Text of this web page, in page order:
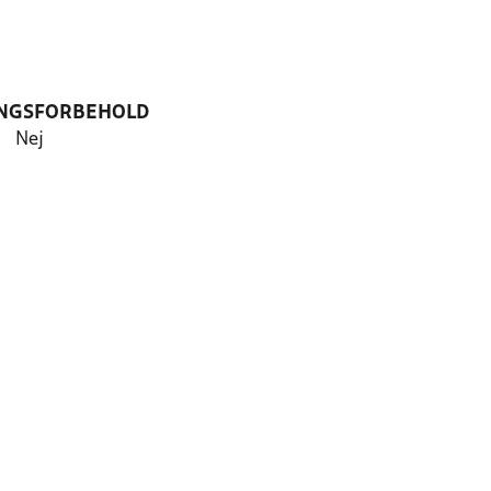
Nej